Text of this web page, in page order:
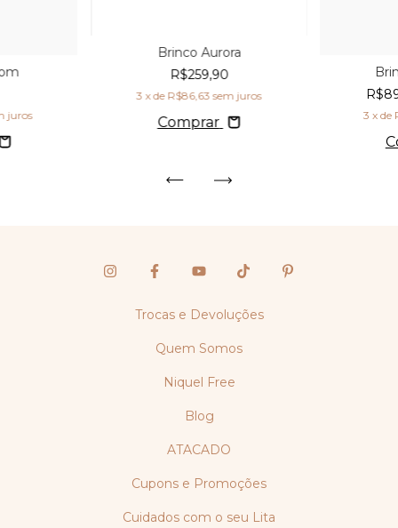
juros
Brinco Aurora
R$259,90
3 x de R$86,63 sem juros
Comprar 3 x de
Trocas e Devoluções
Quem Somos
Niquel Free
Blog
ATACADO
Cupons e Promoções
Cuidados com o seu Lita